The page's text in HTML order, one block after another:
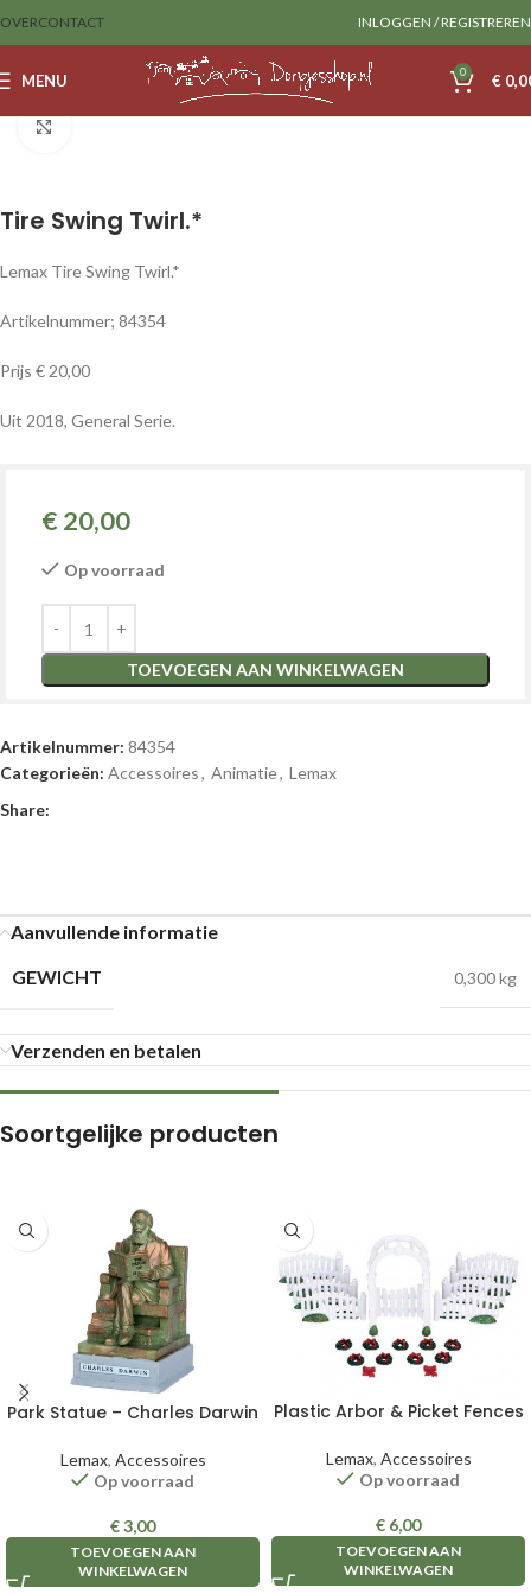
OVERCONTACT INLOGGEN / REGISTREREN
MENU 0 €
Accessoires
Tire Swing Twirl.*
Lemax Tire Swing Twirl.*
Artikelnummer; 84354
Prijs € 20,00
Uit 2018, General Serie.
€ 20,00
Op voorraad
TOEVOEGEN AAN WINKELWAGEN
Artikelnummer: 84354
Categorieën: Accessoires, Animatie, Lemax
Share:
Aanvullende informatie
GEWICHT
0,300 kg
Verzenden en betalen
Soortgelijke producten
Park Statue – Charles Darwin
Lemax, Accessoires
Op voorraad
€3,00
TOEVOEGEN AAN
WINKELWAGEN
Plastic Arbor & Picket Fences
Lemax, Accessoires
Op voorraad
€ 6,00
TOEVOEGEN AAN
WINKELWAGEN